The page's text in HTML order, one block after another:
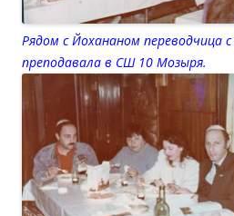
Рядом с Йохананом переводчица
преподавала в СШ 10 Мозыря.